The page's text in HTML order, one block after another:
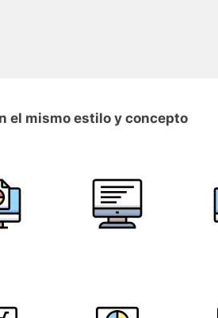
el mismo estilo y concepto